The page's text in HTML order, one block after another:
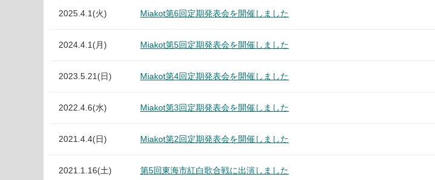
2025.4.1(火) Miakot第6回定期発表会を開催しました
2024.4.1(月) Miakot第5回定期発表会を開催しました
2023.5.21(日) Miakot第4回定期発表会を開催しました
2022.4.6(水) Miakot第3回定期発表会を開催しました
2021.4.4(日) Miakot第2回定期発表会を開催しました
2021.1.16(土) 第5回東海市紅白歌合戦に出演しました